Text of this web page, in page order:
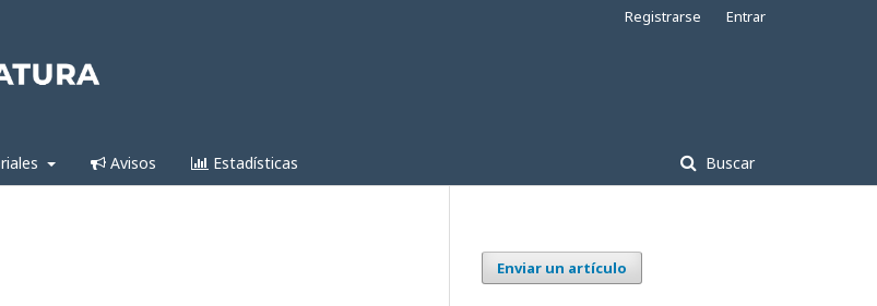
Avisos Estadísticas Buscar
Registrarse Entrar
Enviar un artículo